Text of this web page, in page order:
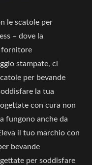
le scatole per
– dove la
fornitore
stampate, ci
per bevande
la tua
con cura non
fungono anche da
il tuo marchio con
bevande
per soddisfare